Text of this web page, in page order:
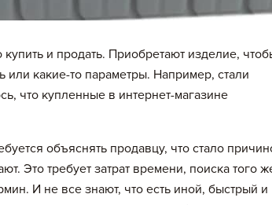
и продать. Приобретают изделие,
или какие-то параметры. Например, стали
что купленные в интернет-магазине
объяснять продавцу, что стало
Это требует затрат времени, поиска того
И не все знают, что есть иной, быстрый и